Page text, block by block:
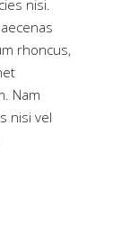
nisi.
rhoncus,
Nam
nisi vel